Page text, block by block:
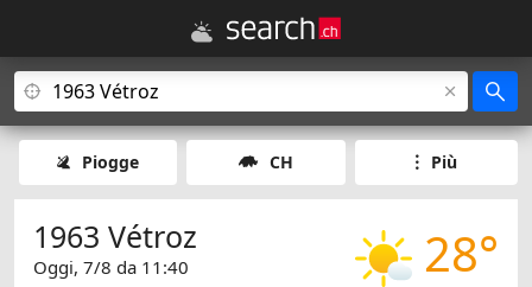
Piogge CH Più
28°
1963 Vétroz
Oggi, 7/8 da 11:40